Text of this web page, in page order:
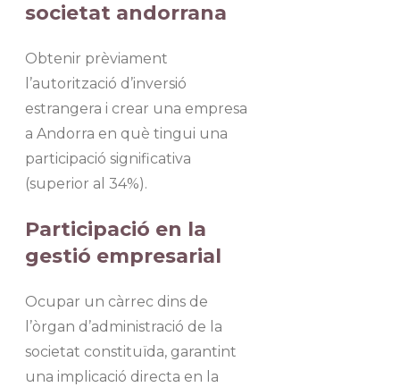
societat andorrana
Obtenir prèviament
l’autorització d’inversió
estrangera i crear una empresa
a Andorra en què tingui una
participació significativa
(superior al 34%).
Participació en la
gestió empresarial
Ocupar un càrrec dins de
l’òrgan d’administració de la
societat constituïda, garantint
una implicació directa en la